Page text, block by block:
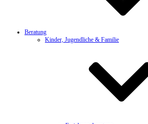
Beratung
Kinder, Jugendliche & Familie